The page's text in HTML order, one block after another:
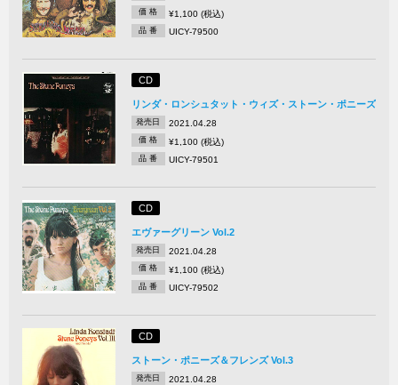
価 格 ¥1,100 (税込)
品 番 UICY-79500
CD
リンダ・ロンシュタット・ウィズ・ストーン・ポニーズ
発売日 2021.04.28
価 格 ¥1,100 (税込)
品 番 UICY-79501
CD
エヴァーグリーン Vol.2
発売日 2021.04.28
価 格 ¥1,100 (税込)
品 番 UICY-79502
CD
ストーン・ポニーズ＆フレンズ Vol.3
発売日 2021.04.28